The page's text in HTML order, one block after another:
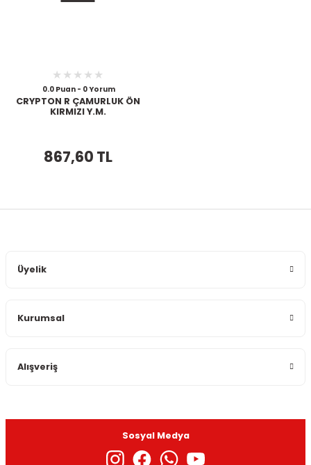
0.0 Puan - 0 Yorum
CRYPTON R ÇAMURLUK ÖN
KIRMIZI Y.M.
867,60 TL
Üyelik
Kurumsal
Alışveriş
Sosyal Medya